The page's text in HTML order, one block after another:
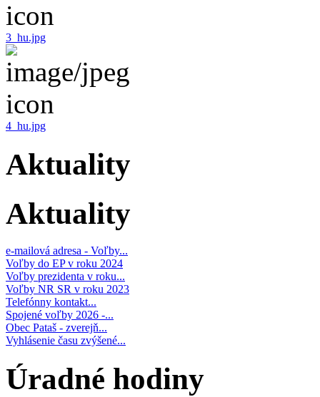
3_hu.jpg
4_hu.jpg
Aktuality
Aktuality
e-mailová adresa - Voľby...
Voľby do EP v roku 2024
Voľby prezidenta v roku...
Voľby NR SR v roku 2023
Telefónny kontakt...
Spojené voľby 2026 -...
Obec Pataš - zverejň...
Vyhlásenie času zvýšené...
Úradné hodiny